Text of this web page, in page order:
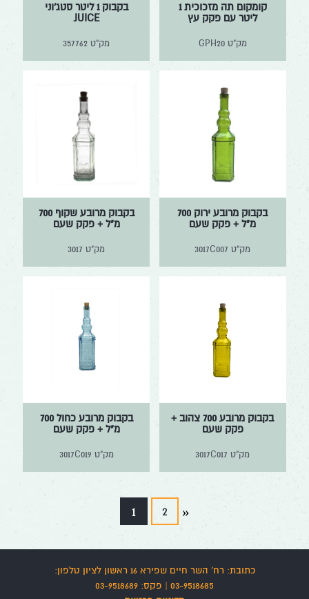
קומקום תה מזכוכית 1
ליטר עם פקק עץ
מק"טGPH20
בקבוק 1 ליטר סטג'וני
JUICE
מק"ט 357762
בקבוק מרובע ירוק 700
מ"ל + פקק שעם
מק"ט 3017C007
בקבוק מרובע שקוף 700
מ"ל + פקק שעם
מק"ט 3017
בקבוק מרובע 700 צהוב +
פקק שעם
מק"ט 3017C017
בקבוק מרובע כחול 700
מ"ל + פקק שעם
מק"ט 3017C019
1 2 »
כתובת: רח' השר חיים שפירא 16 ראשון לציון
טלפון:
03-9518685
| פקס: